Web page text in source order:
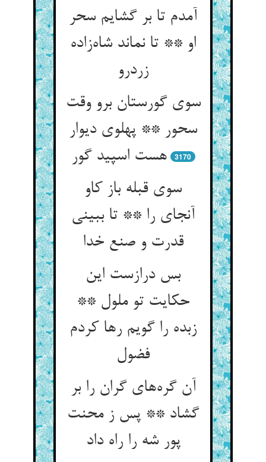
آمدم تا بر گشایم سحر
او ** تا نماند شاه‌زاده
زردرو
سوی گورستان برو وقت
سحور ** پهلوی دیوار
هست اسپید گور
3170
سوی قبله باز کاو
آنجای را ** تا ببینی
قدرت و صنع خدا
بس درازست این
حکایت تو ملول **
زبده را گویم رها کردم
فضول
آن گره‌های گران را بر
گشاد ** پس ز محنت
پور شه را راه داد